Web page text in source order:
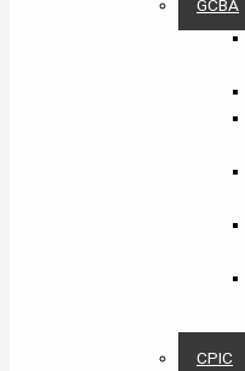
GCBA
CPIC